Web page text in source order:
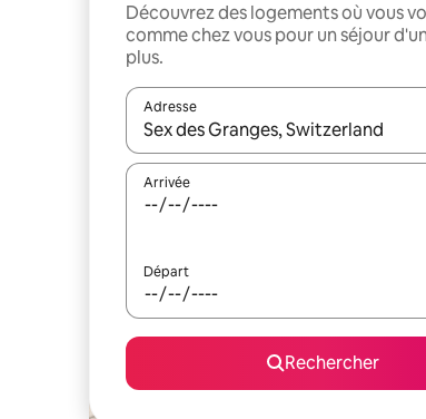
Découvrez des logements où vous
comme chez vous pour un séjour
plus.
Adresse
Lorsque les résultats s'affichent,
Arrivée
Départ
Rechercher